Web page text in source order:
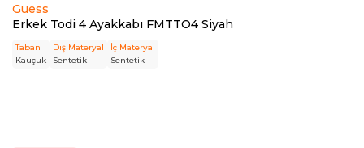
Guess
Erkek Todi 4 Ayakkabı FMTTO4 Siyah
Taban
Kauçuk
Dış Materyal
Sentetik
İç Materyal
Sentetik